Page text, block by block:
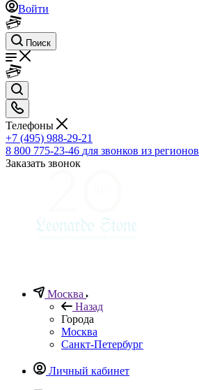
Войти
Поиск
Телефоны
+7 (495) 988-29-21
8 800 775-23-46 для звонков из регионов
Заказать звонок
Москва
Назад
Города
Москва
Санкт-Петербург
Личный кабинет